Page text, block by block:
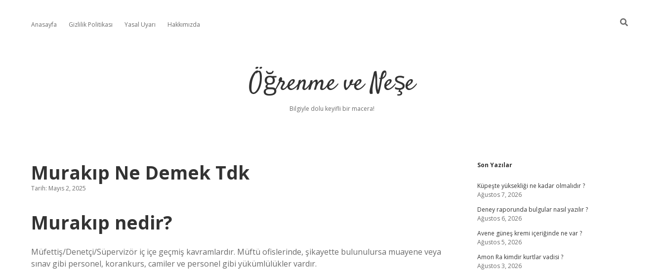
Anasayfa Gizlilik Politikası Yasal Uyarı Hakkımızda
Öğrenme ve Neşe
Bilgiyle dolu keyifli bir macera!
Murakıp Ne Demek Tdk
Tarih: Mayıs 2, 2025
Murakıp nedir?
Müfettiş/Denetçi/Süpervizör iç içe geçmiş kavramlardır. Müftü ofislerinde, şikayette bulunulursa muayene veya
sınav gibi personel, korankurs, camiler ve personel gibi yükümlülükler vardır.
Sidebar
Son Yazılar
Küpeşte yüksekliği ne kadar olmalıdır ?
Ağustos 7, 2026
Deney raporunda bulgular nasıl yazılır ?
Ağustos 6, 2026
Avene güneş kremi içeriğinde ne var ?
Ağustos 5, 2026
Amon Ra kimdir kurtlar vadisi ?
Ağustos 3, 2026